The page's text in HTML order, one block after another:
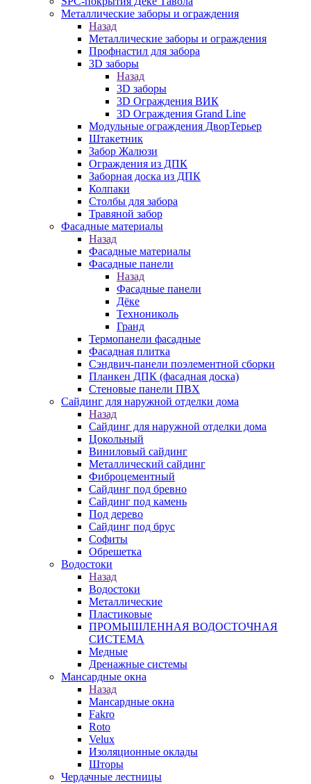
Металлические заборы и ограждения
Назад
Металлические заборы и ограждения
Профнастил для забора
3D заборы
Назад
3D заборы
3D Ограждения ВИК
3D Ограждения Grand Line
Модульные ограждения ДворТерьер
Штакетник
Забор Жалюзи
Ограждения из ДПК
Заборная доска из ДПК
Колпаки
Столбы для забора
Травяной забор
Фасадные материалы
Назад
Фасадные материалы
Фасадные панели
Назад
Фасадные панели
Дёке
Технониколь
Гранд
Термопанели фасадные
Фасадная плитка
Сэндвич-панели поэлементной сборки
Планкен ДПК (фасадная доска)
Стеновые панели ПВХ
Сайдинг для наружной отделки дома
Назад
Сайдинг для наружной отделки дома
Цокольный
Виниловый сайдинг
Металлический сайдинг
Фиброцементный
Сайдинг под бревно
Сайдинг под камень
Под дерево
Сайдинг под брус
Софиты
Обрешетка
Водостоки
Назад
Водостоки
Металлические
Пластиковые
ПРОМЫШЛЕННАЯ ВОДОСТОЧНАЯ
СИСТЕМА
Медные
Дренажные системы
Мансардные окна
Назад
Мансардные окна
Fakro
Roto
Velux
Изоляционные оклады
Шторы
Чердачные лестницы